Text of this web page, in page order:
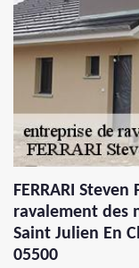
FERRARI
ravalement des
Saint Julien En
05500